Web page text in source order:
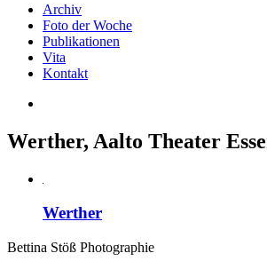
Archiv
Foto der Woche
Publikationen
Vita
Kontakt
Werther, Aalto Theater
Werther
Bettina Stöß Photographie